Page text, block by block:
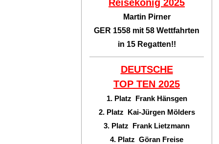
Reisekönig 2025
Martin Pirner
GER 1558 mit 58 Wettfahrten
in 15 Regatten!!
DEUTSCHE
TOP TEN 2025
1. Platz Frank Hänsgen
2. Platz Kai-Jürgen Mölders
3. Platz Frank Lietzmann
4. Platz Göran Freise